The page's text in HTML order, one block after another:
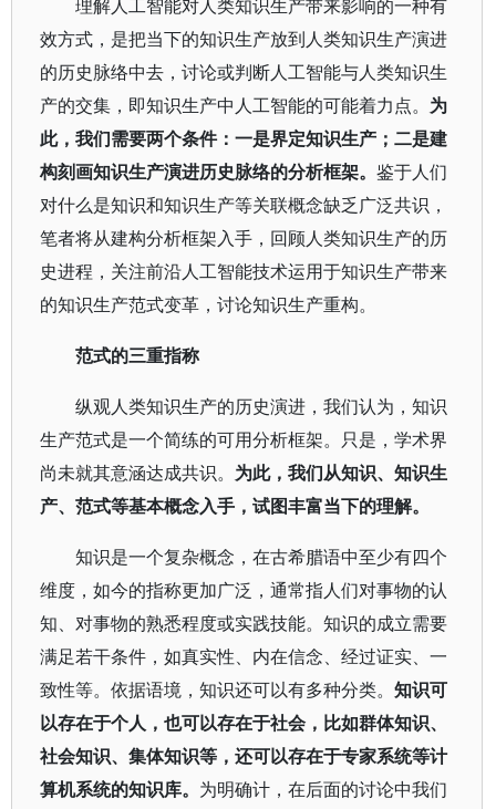
理解人工智能对人类知识生产带来影响的一种有
效方式，是把当下的知识生产放到人类知识生产演进
的历史脉络中去，讨论或判断人工智能与人类知识生
产的交集，即知识生产中人工智能的可能着力点。 为
此，我们需要两个条件：一是界定知识生产；二是建
构刻画知识生产演进历史脉络的分析框架。 鉴于人们
对什么是知识和知识生产等关联概念缺乏广泛共识，
笔者将从建构分析框架入手，回顾人类知识生产的历
史进程，关注前沿人工智能技术运用于知识生产带来
的知识生产范式变革，讨论知识生产重构。
范式的三重指称
纵观人类知识生产的历史演进，我们认为，知识
生产范式是一个简练的可用分析框架。只是，学术界
尚未就其意涵达成共识。 为此，我们从知识、知识生
产、范式等基本概念入手，试图丰富当下的理解。
知识是一个复杂概念，在古希腊语中至少有四个
维度，如今的指称更加广泛，通常指人们对事物的认
知、对事物的熟悉程度或实践技能。知识的成立需要
满足若干条件，如真实性、内在信念、经过证实、一
致性等。依据语境，知识还可以有多种分类。 知识可
以存在于个人，也可以存在于社会，比如群体知识、
社会知识、集体知识等，还可以存在于专家系统等计
算机系统的知识库。 为明确计，在后面的讨论中我们